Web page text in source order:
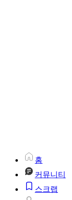
홈
커뮤니티
스크랩